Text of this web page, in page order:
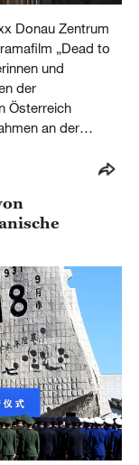
for this media.
Donau Zentrum
„Dead to
und
der
Österreich
an der